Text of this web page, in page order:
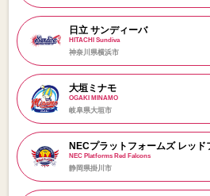
日立 サンディーバ
HITACHI Sundiva
神奈川県横浜市
大垣ミナモ
OGAKI MINAMO
岐阜県大垣市
NECプラットフォームズ レッド
NEC Platforms Red Falcons
静岡県掛川市